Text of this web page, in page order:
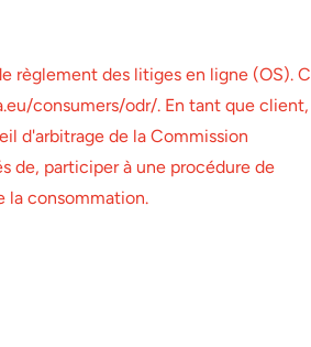
règlement des litiges en ligne (OS).
consumers/odr/. En tant que client,
d'arbitrage de la Commission
de, participer à une procédure de
la consommation.